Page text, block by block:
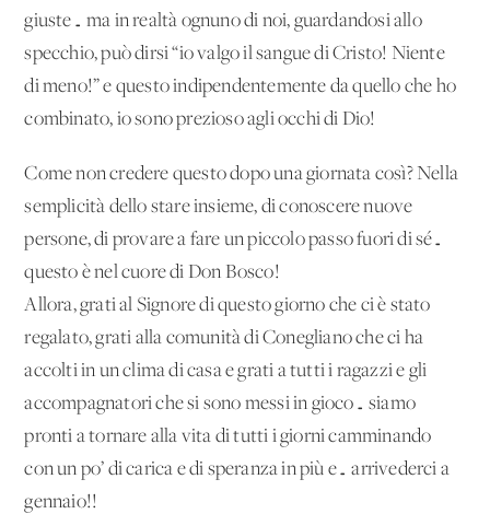
giuste… ma in realtà ognuno di noi, guardandosi allo
specchio, può dirsi “io valgo il sangue di Cristo! Niente
di meno!” e questo indipendentemente da quello che ho
combinato, io sono prezioso agli occhi di Dio!
Come non credere questo dopo una giornata così? Nella
semplicità dello stare insieme, di conoscere nuove
persone, di provare a fare un piccolo passo fuori di sé…
questo è nel cuore di Don Bosco!
Allora, grati al Signore di questo giorno che ci è stato
regalato, grati alla comunità di Conegliano che ci ha
accolti in un clima di casa e grati a tutti i ragazzi e gli
accompagnatori che si sono messi in gioco… siamo
pronti a tornare alla vita di tutti i giorni camminando
con un po’ di carica e di speranza in più e… arrivederci a
gennaio!!